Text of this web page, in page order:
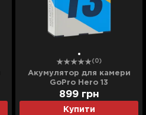
(0)
Акумулятор для камери
GoPro Hero 13
Купити
899 грн